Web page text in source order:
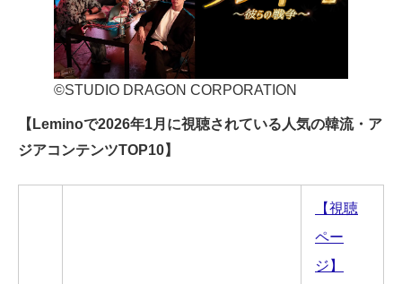
©STUDIO DRAGON CORPORATION
【Leminoで2026年1月に視聴されている人気の韓流・ア
ジアコンテンツTOP10】
【視聴
ペー
ジ】